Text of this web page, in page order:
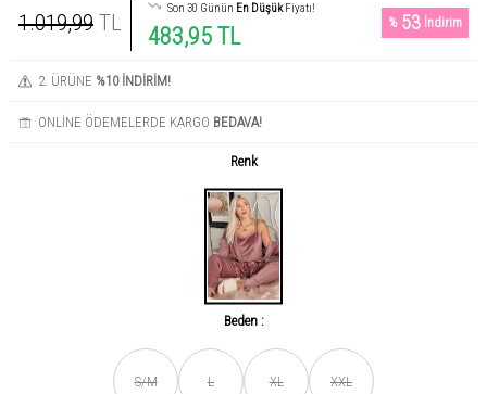
1.019,99 TL
Son 30 Günün En DüşükFiyatı!
483,95 TL %53 İndirim
2. ÜRÜNE %10 İNDİRİM!
ONLİNE ÖDEMELERDE KARGO BEDAVA!
Renk
Beden :
S/M L XL XXL
Son gün içerisinde 456 kişi tarafından incelendi!